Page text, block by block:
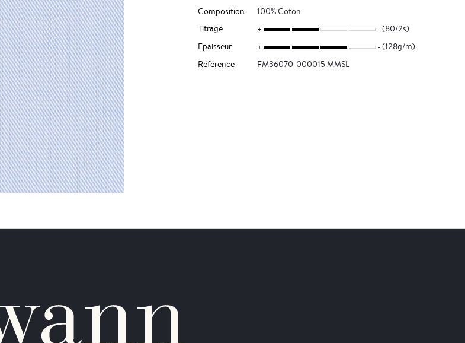
Composition
100% Coton
Titrage
(80/2s)
Epaisseur
(128g/m)
Référence
FM36070-000015 MMSL